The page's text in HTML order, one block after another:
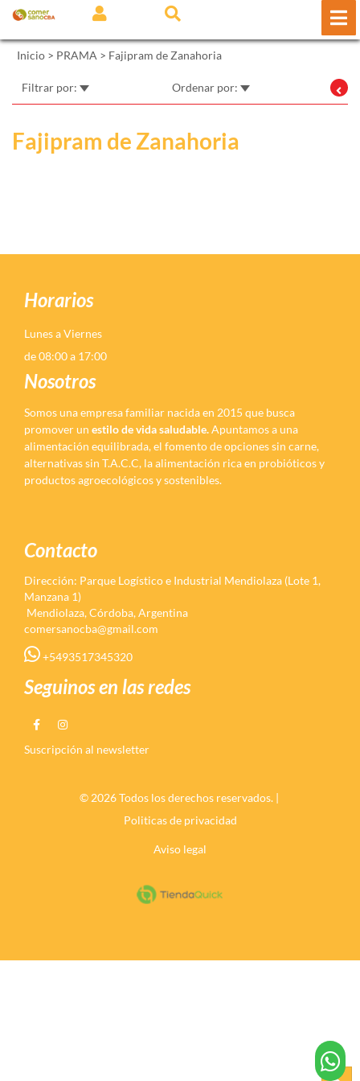
Inicio > PRAMA > Fajipram de Zanahoria
Filtrar por: Ordenar por:
Fajipram de Zanahoria
Horarios
Lunes a Viernes
de 08:00 a 17:00
Nosotros
Somos una empresa familiar nacida en 2015 que busca
promover un estilo de vida saludable.Apuntamos a una
alimentación equilibrada, el fomento de opciones sin carne,
alternativas sin T.A.C.C, la alimentación rica en probióticos y
productos agroecológicos y sostenibles.
Contacto
Dirección: Parque Logístico e Industrial Mendiolaza (Lote 1,
Manzana 1)
Mendiolaza, Córdoba, Argentina
comersanocba@gmail.com
+5493517345320
Seguinos en las redes
Suscripción al newsletter
© 2026 Todos los derechos reservados. |
Politicas de privacidad
Aviso legal